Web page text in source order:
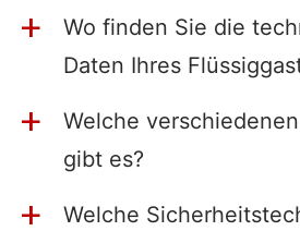
a
Wo finden Sie die
Daten Ihres
a
Welche
gibt es?
a
Welche